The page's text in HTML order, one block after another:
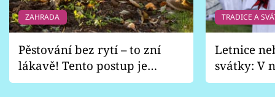
ZAHRADA
Pěstování bez rytí – to zní
lákavě! Tento postup je
vhodný jen pro některé
TRADICE A
Letnice
svátky: V
pondělí